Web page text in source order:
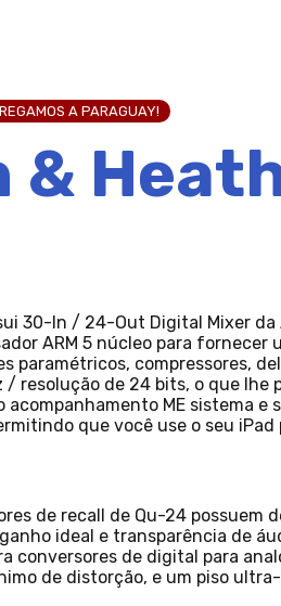
A PARAGUAY!
&
30-In / 24-Out Digital Mixer
ARM 5 núcleo para
compressores,
/ resolução de 24 bits, o que
ME sistema
que você use o seu
de recall de Qu-24 possuem
ideal e transparência de
conversores de digital para
de distorção, e um piso